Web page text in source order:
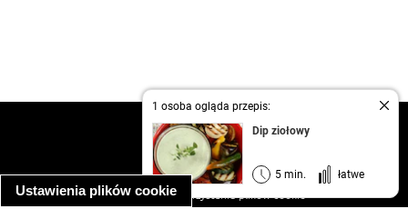
Ustawienia plików cookie
1 osoba ogląda przepis:
Dip ziołowy
5 min. łatwe
kontakt
regulamin
informacja o prywatności
informacja o wykorzystaniu plików cookie